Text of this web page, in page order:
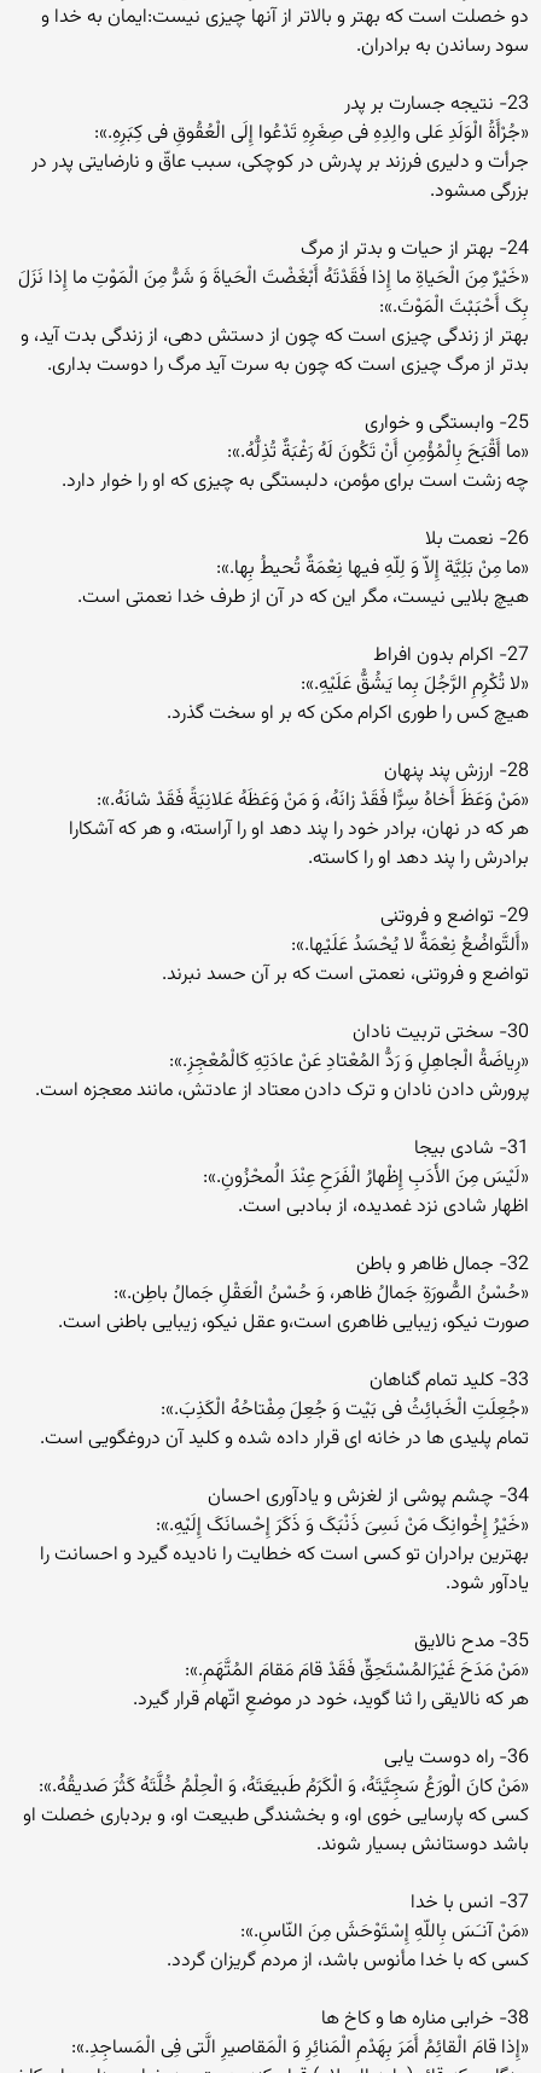
دو خصلت است که بهتر و بالاتر از آنها چیزى نیست:ایمان به خدا و
سود رساندن به برادران.
23- نتیجه جسارت بر پدر
«جُرْأَةُ الْوَلَدِ عَلى والِدِهِ فى صِغَرِهِ تَدْعُوا إِلَى الْعُقُوقِ فى کِبَرِهِ.»:
جرأت و دلیرى فرزند بر پدرش در کوچکى، سبب عاقّ و نارضایتى پدر در
بزرگى مىشود.
24- بهتر از حیات و بدتر از مرگ
«خَیْرٌ مِنَ الْحَیاةِ ما إِذا فَقَدْتَهُ أَبْغَضْتَ الْحَیاةَ وَ شَرُّ مِنَ الْمَوْتِ ما إِذا نَزَلَ
بِکَ أَحْبَبْتَ الْمَوْتَ.»:
بهتر از زندگى چیزى است که چون از دستش دهى، از زندگى بدت آید، و
بدتر از مرگ چیزى است که چون به سرت آید مرگ را دوست بدارى.
25- وابستگى و خوارى
«ما أَقْبَحَ بِالْمُؤْمِنِ أَنْ تَکُونَ لَهُ رَغْبَةٌ تُذِلُّهُ.»:
چه زشت است براى مؤمن، دلبستگى به چیزى که او را خوار دارد.
26- نعمت بلا
«ما مِنْ بَلِیَّة إِلاّ وَ لِلّهِ فیها نِعْمَةٌ تُحیطُ بِها.»:
هیچ بلایى نیست، مگر این که در آن از طرف خدا نعمتى است.
27- اکرام بدون افراط
«لا تُکْرِمِ الرَّجُلَ بِما یَشُقُّ عَلَیْهِ.»:
هیچ کس را طورى اکرام مکن که بر او سخت گذرد.
28- ارزش پند پنهان
«مَنْ وَعَظَ أَخاهُ سِرًّا فَقَدْ زانَهُ، وَ مَنْ وَعَظَهُ عَلانِیَةً فَقَدْ شانَهُ.»:
هر که در نهان، برادر خود را پند دهد او را آراسته، و هر که آشکارا
برادرش را پند دهد او را کاسته.
29- تواضع و فروتنى
«أَلتَّواضُعُ نِعْمَةٌ لا یُحْسَدُ عَلَیْها.»:
تواضع و فروتنى، نعمتى است که بر آن حسد نبرند.
30- سختى تربیت نادان
«رِیاضَةُ الْجاهِلِ وَ رَدُّ المُعْتادِ عَنْ عادَتِهِ کَالْمُعْجِزِ.»:
پرورش دادن نادان و ترک دادن معتاد از عادتش، مانند معجزه است.
31- شادى بیجا
«لَیْسَ مِنَ الأَدَبِ إِظْهارُ الْفَرَحِ عِنْدَ الَْمحْزُونِ.»:
اظهار شادى نزد غمدیده، از بىادبى است.
32- جمال ظاهر و باطن
«حُسْنُ الصُّورَةِ جَمالُ ظاهر، وَ حُسْنُ الْعَقْلِ جَمالُ باطِن.»:
صورت نیکو، زیبایى ظاهرى است،و عقل نیکو، زیبایى باطنى است.
33- کلید تمام گناهان
«جُعِلَتِ الْخَبائِثُ فى بَیْت وَ جُعِلَ مِفْتاحُهُ الْکَذِبَ.»:
تمام پلیدى ها در خانه اى قرار داده شده و کلید آن دروغگویى است.
34- چشم پوشى از لغزش و یادآورى احسان
«خَیْرُ إِخْوانِکَ مَنْ نَسِىَ ذَنْبَکَ وَ ذَکَرَ إِحْسانَکَ إِلَیْهِ.»:
بهترین برادران تو کسى است که خطایت را نادیده گیرد و احسانت را
یادآور شود.
35- مدح نالایق
«مَنْ مَدَحَ غَیْرَالمُسْتَحِقِّ فَقَدْ قامَ مَقامَ المُتَّهَمِ.»:
هر که نالایقى را ثنا گوید، خود در موضعِ اتّهام قرار گیرد.
36- راه دوست یابى
«مَنْ کانَ الْورَعُ سَجِیَّتَهُ، وَ الْکَرَمُ طَبیعَتَهُ، وَ الْحِلْمُ خُلَّتَهُ کَثُرَ صَدیقُهُ.»:
کسى که پارسایى خوى او، و بخشندگى طبیعت او، و بردبارى خصلت او
باشد دوستانش بسیار شوند.
37- انس با خدا
«مَنْ آنـَسَ بِاللّهِ إِسْتَوْحَشَ مِنَ النّاسِ.»:
کسى که با خدا مأنوس باشد، از مردم گریزان گردد.
38- خرابى مناره ها و کاخ ها
«إِذا قامَ الْقائِمُ أَمَرَ بِهَدْمِ الْمَنائِرِ وَ الْمَقاصیرِ الَّتى فِى الْمَساجِدِ.»: